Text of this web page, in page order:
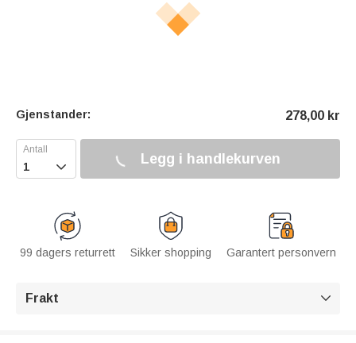
Gjenstander: 278,00 kr
 Legg i handlekurven
99 dagers returrett Sikker shopping Garantert personvern
Frakt 